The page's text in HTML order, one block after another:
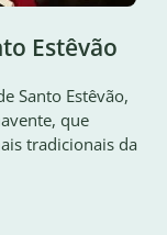
Estêvão
Santo Estêvão,
que
tradicionais da